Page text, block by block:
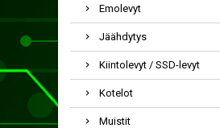
Emolevyt
Jäähdytys
Kiintolevyt / SSD-levyt
Kotelot
Muistit